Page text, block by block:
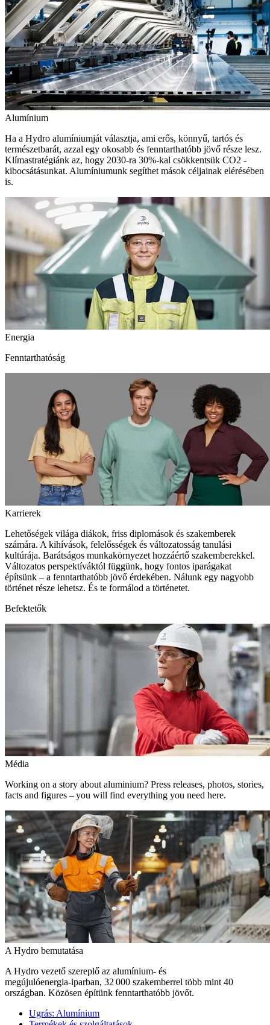
Alumínium
Ha a Hydro alumíniumját választja, ami erős, könnyű, tartós és
természetbarát, azzal egy okosabb és fenntarthatóbb jövő része lesz.
Klímastratégiánk az, hogy 2030-ra 30%-kal csökkentsük CO2 -
kibocsátásunkat. Alumíniumunk segíthet mások céljainak elérésében
is.
Energia
Fenntarthatóság
Karrierek
Lehetőségek világa diákok, friss diplomások és szakemberek
számára. A kihívások, felelősségek és változatosság tanulási
kultúrája. Barátságos munkakörnyezet hozzáértő szakemberekkel.
Változatos perspektíváktól függünk, hogy fontos iparágakat
építsünk – a fenntarthatóbb jövő érdekében. Nálunk egy nagyobb
történet része lehetsz. És te formálod a történetet.
Befektetők
Média
Working on a story about aluminium? Press releases, photos, stories,
facts and figures – you will find everything you need here.
A Hydro bemutatása
A Hydro vezető szereplő az alumínium- és
megújulóenergia‑iparban, 32 000 szakemberrel több mint 40
országban. Közösen építünk fenntarthatóbb jövőt.
Ugrás: Alumínium